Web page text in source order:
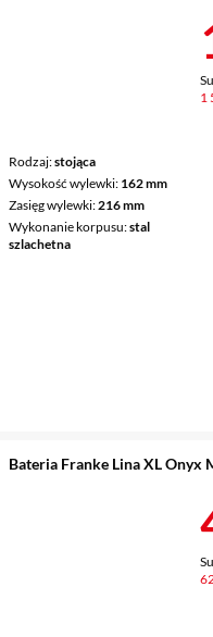
Rodzaj stojąca
Wysokość wylewki 162 mm
Zasięg wylewki 216 mm
Wykonanie korpusu stal
szlachetna
1
Bateria Franke Lina XL Onyx